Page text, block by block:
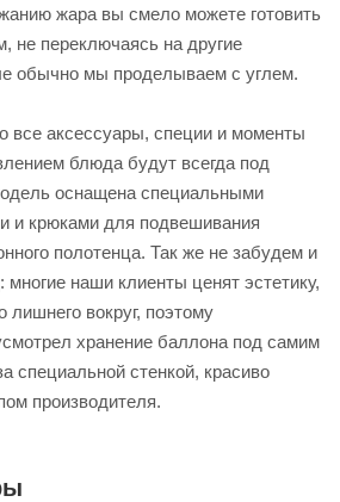
жара вы смело можете готовить
не переключаясь на другие
обычно мы проделываем с углем.
все аксессуары, специи и моменты
блюда будут всегда под
оснащена специальными
и крюками для подвешивания
полотенца. Так же не забудем и
наши клиенты ценят эстетику,
лишнего вокруг, поэтому
хранение баллона под самим
специальной стенкой, красиво
производителя.